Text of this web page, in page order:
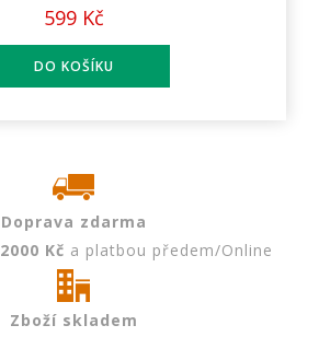
599 Kč
Doprava zdarma
2000 Kč a platbou předem/Online
Zboží skladem